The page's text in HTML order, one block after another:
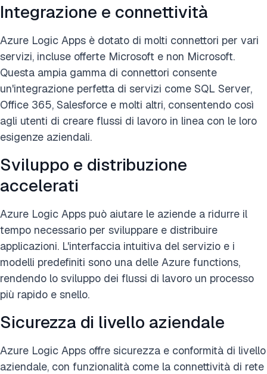
Integrazione e connettività
Azure Logic Apps è dotato di molti connettori per vari
servizi, incluse offerte Microsoft e non Microsoft.
Questa ampia gamma di connettori consente
un'integrazione perfetta di servizi come SQL Server,
Office 365, Salesforce e molti altri, consentendo così
agli utenti di creare flussi di lavoro in linea con le loro
esigenze aziendali.
Sviluppo e distribuzione
accelerati
Azure Logic Apps può aiutare le aziende a ridurre il
tempo necessario per sviluppare e distribuire
applicazioni. L'interfaccia intuitiva del servizio e i
modelli predefiniti sono una delle Azure functions,
rendendo lo sviluppo dei flussi di lavoro un processo
più rapido e snello.
Sicurezza di livello aziendale
Azure Logic Apps offre sicurezza e conformità di livello
aziendale, con funzionalità come la connettività di rete